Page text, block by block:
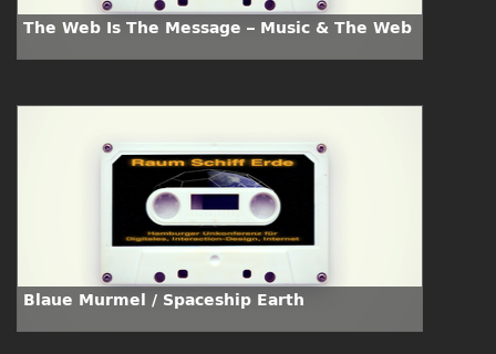
The Web Is The Message – Music & The Web
Blaue Murmel / Spaceship Earth